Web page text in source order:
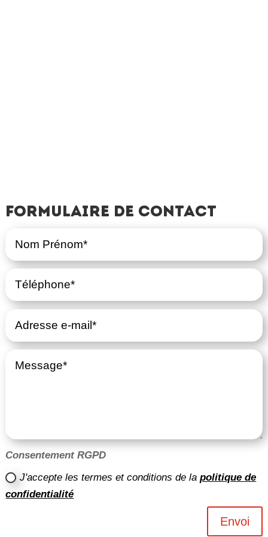
Formulaire de contact
Consentement RGPD
J'accepte les termes et conditions de lapolitique de
confidentialité
Envoi